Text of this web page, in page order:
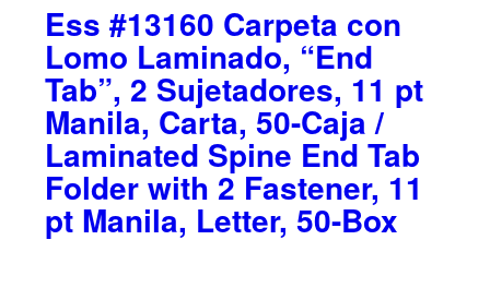
Ess #13160 Carpeta con
Lomo Laminado, “End
Tab”, 2 Sujetadores, 11 pt
Manila, Carta, 50-Caja /
Laminated Spine End Tab
Folder with 2 Fastener, 11
pt Manila, Letter, 50-Box